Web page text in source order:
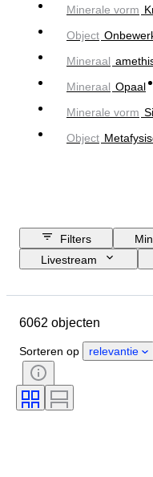
Minerale vorm
Object
Mineraal
Mineraal Opaal
Minerale vorm
Object
Filters
Livestream
Land van herkomst
Geslacht
Steen
Handtekening
Geslepen
6062 objecten
Sorteren op relevantie